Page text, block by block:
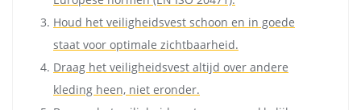
Houd het veiligheidsvest schoon en in goede
staat voor optimale zichtbaarheid.
Draag het veiligheidsvest altijd over andere
kleding heen, niet eronder.